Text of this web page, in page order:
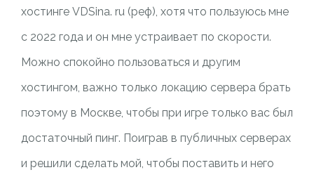
хостинге VDSina. ru (реф), хотя что пользуюсь мне
с 2022 года и он мне устраивает по скорости.
Можно спокойно пользоваться и другим
хостингом, важно только локацию сервера брать
поэтому в Москве, чтобы при игре только вас был
достаточный пинг. Поиграв в публичных серверах
и решили сделать мой, чтобы поставить и него